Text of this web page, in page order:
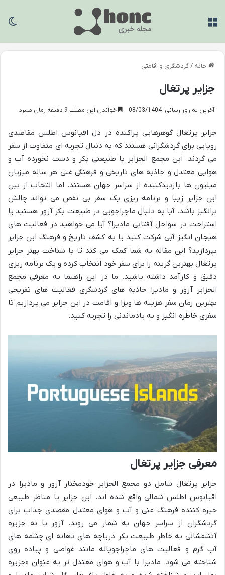
خانه /گردشگری و اقامتی
جزایر پرتغال
آخرین به روز رسانی: 08/03/1404 خواندن این مطلب 9 دقیقه زمان میبرد
جزایر پرتغال گوهرهایی پراکنده در دل اقیانوس اطلس مقاصدی
رویایی برای گردشگرانی هستند که به دنبال تجربه ای متفاوت از سفر
می گردند. این مجمع الجزایر با طبیعتی بکر و دست نخورده آب و
هوایی معتدل و جاذبه های تاریخی و فرهنگی غنی هر ساله میزبان
میلیون ها بازدیدکننده از سراسر جهان هستند. اما انتخاب از بین
این جزایر زیبا و برنامه ریزی یک سفر بی نقص می تواند چالش
برانگیز باشد. آیا به دنبال ماجراجویی در طبیعت بکر آزور هستید یا
استراحت در سواحل آفتابی مادیرا؟ آیا می خواهید در فعالیت های
هیجان انگیز آبی شرکت کنید یا به کشف تاریخ و فرهنگ این جزایر
بپردازید؟ این مقاله به شما کمک می کند تا با شناخت بهتر جزایر
پرتغال بهترین گزینه را برای سفر خود انتخاب کرده و یک برنامه ریزی
دقیق و کارآمد داشته باشید. ما در این راهنما به معرفی مجمع
الجزایر آزور و مادیرا جاذبه های گردشگری فعالیت های تفریحی
بهترین زمان سفر هزینه ها ویزا و اقامت در این جزایر می پردازیم تا
سفری خاطره انگیز و به یادماندنی را تجربه کنید.
معرفی جزایر پرتغال
جزایر پرتغال شامل دو مجمع الجزایر خودمختار آزور و مادیرا در
اقیانوس اطلس شمالی واقع شده اند. این جزایر با مناظر طبیعی
خیره کننده فرهنگ غنی و آب و هوای معتدل مقصدی جذاب برای
گردشگران از سراسر جهان به شمار می روند. آزور با نه جزیره
آتشفشانی به خاطر طبیعت بکر دریاچه های دهانه ای چشمه های
آب گرم و فعالیت های ماجراجویانه مانند غواصی و پیاده روی
شناخته می شود. مادیرا با آب و هوای معتدل تر به عنوان «جزیره